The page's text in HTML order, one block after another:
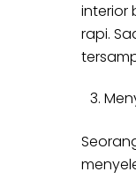
interior
rapi.